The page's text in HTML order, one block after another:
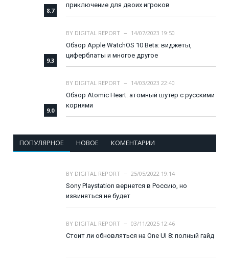
8.7
приключение для двоих игроков
9.3
BY DIGITAL REPORT
14/07/2023 19:50
Обзор Apple WatchOS 10 Beta: виджеты,
циферблаты и многое другое
9.0
BY DIGITAL REPORT
14/03/2023 22:40
Обзор Atomic Heart: атомный шутер с русскими
корнями
ПОПУЛЯРНОЕ НОВОЕ КОМЕНТАРИИ
BY DIGITAL REPORT
25/05/2022 19:14
Sony Playstation вернется в Россию, но
извиняться не будет
BY DIGITAL REPORT
03/11/2025 12:46
Стоит ли обновляться на One UI 8: полный гайд